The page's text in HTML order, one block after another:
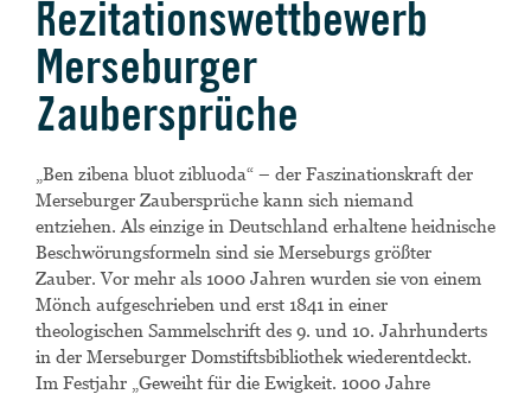
Rezitationswettbewerb
Merseburger
Zaubersprüche
„Ben zibena bluot zibluoda“ – der Faszinationskraft der
Merseburger Zaubersprüche kann sich niemand
entziehen. Als einzige in Deutschland erhaltene heidnische
Beschwörungsformeln sind sie Merseburgs größter
Zauber. Vor mehr als 1000 Jahren wurden sie von einem
Mönch aufgeschrieben und erst 1841 in einer
theologischen Sammelschrift des 9. und 10. Jahrhunderts
in der Merseburger Domstiftsbibliothek wiederentdeckt.
Im Festjahr „Geweiht für die Ewigkeit. 1000 Jahre